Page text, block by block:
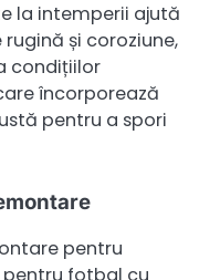
la intemperii ajută
și coroziune,
condițiilor
încorporează
pentru a spori
pentru